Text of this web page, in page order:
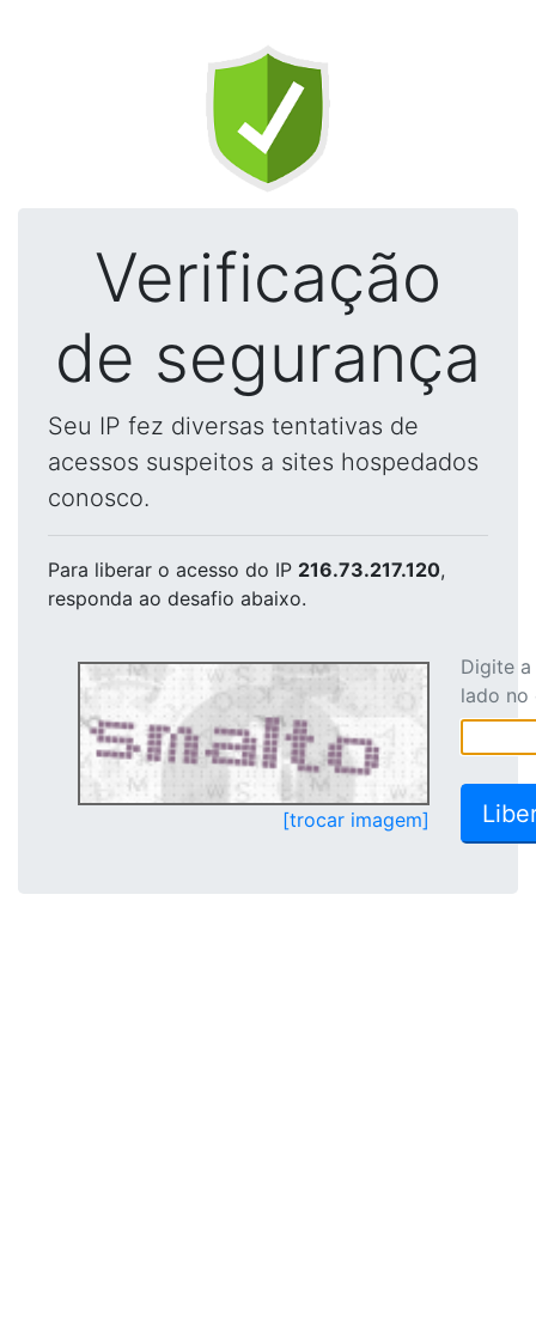
Verificação
de segurança
Seu IP fez diversas tentativas de
acessos suspeitos a sites hospedados
conosco.
Para liberar o acesso do IP 216.73.217.120,
responda ao desafio abaixo.
[trocar imagem]
Digite
lado no